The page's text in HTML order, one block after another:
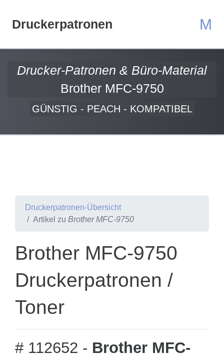
Druckerpatronen M
Drucker-Patronen & Büro-Material
Brother MFC-9750
GÜNSTIG - PEACH - KOMPATIBEL
Druckerpatronen-Übersicht
Artikel zu Brother MFC-9750
Brother MFC-9750
Druckerpatronen /
Toner
# 112652 - Brother MFC-